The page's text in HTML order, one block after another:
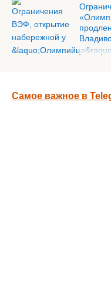
Самое важное в